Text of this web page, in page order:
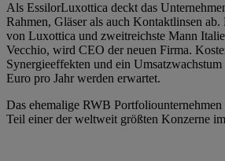
Als EssilorLuxottica deckt das
Rahmen, Gläser als auch Kontaktlinsen
von Luxottica und zweitreichste Mann
Vecchio, wird CEO der neuen Firma.
Synergieeffekten und ein
Euro pro Jahr werden erwartet.
Das ehemalige RWB
Teil einer der weltweit größten Konzerne